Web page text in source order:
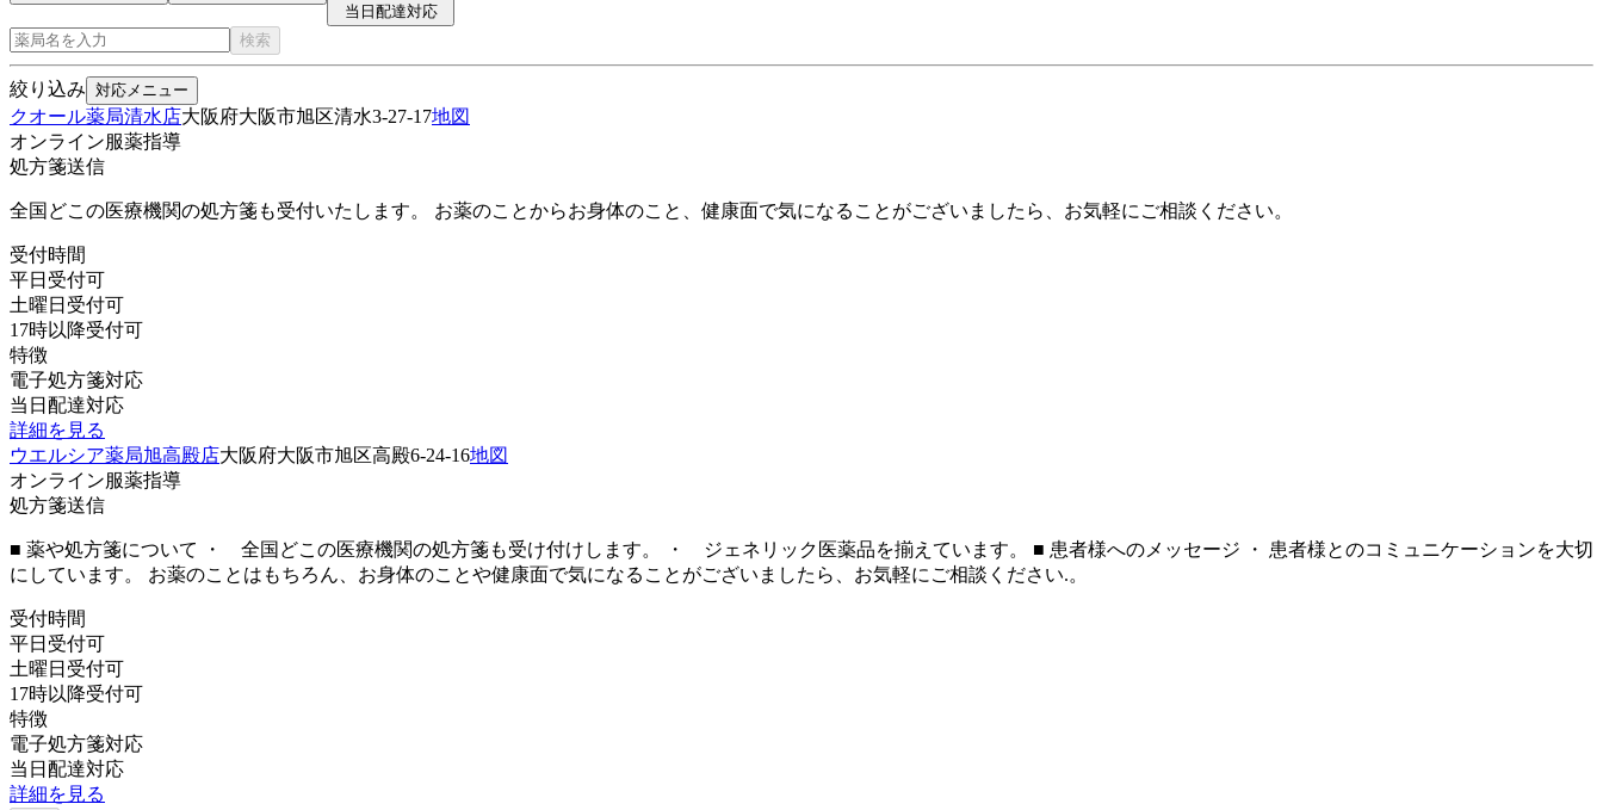
当日配達対応
検索
絞り込み 対応メニュー
クオール薬局清水店大阪府大阪市旭区清水3-27-17地図
オンライン服薬指導
処方箋送信
全国どこの医療機関の処方箋も受付いたします。 お薬のことからお身体のこと、健康面で気になることがございましたら、お気軽にご相談ください。
受付時間
平日受付可
土曜日受付可
17時以降受付可
特徴
電子処方箋対応
当日配達対応
詳細を見る
ウエルシア薬局旭高殿店大阪府大阪市旭区高殿6-24-16地図
オンライン服薬指導
処方箋送信
■ 薬や処方箋について ・ 全国どこの医療機関の処方箋も受け付けします。 ・ ジェネリック医薬品を揃えています。 ■ 患者様へのメッセージ ・ 患者様とのコミュニケーションを大切
にしています。 お薬のことはもちろん、お身体のことや健康面で気になることがございましたら、お気軽にご相談ください.。
受付時間
平日受付可
土曜日受付可
17時以降受付可
特徴
電子処方箋対応
当日配達対応
詳細を見る